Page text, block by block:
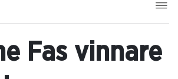
Fas vinnare